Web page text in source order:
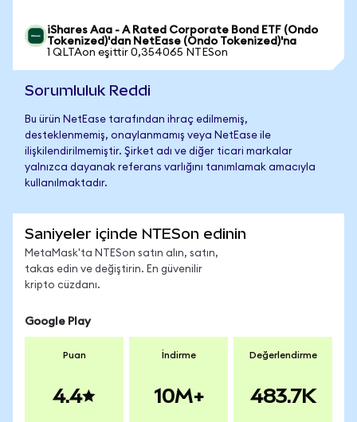
iShares Aaa - A Rated Corporate Bond ETF (Ondo
Tokenized)'dan NetEase (Ondo Tokenized)'na
1 QLTAon eşittir 0,354065 NTESon
Sorumluluk Reddi
Bu ürün NetEase tarafından ihraç edilmemiş,
desteklenmemiş, onaylanmamış veya NetEase ile
ilişkilendirilmemiştir. Şirket adı ve diğer ticari markalar
yalnızca dayanak referans varlığını tanımlamak amacıyla
kullanılmaktadır.
Saniyeler içinde NTESon edinin
MetaMask'ta NTESon satın alın, satın,
takas edin ve değiştirin. En güvenilir
kripto cüzdanı.
Google Play
Puan
4.4
İndirme
10M+
Değerlendirme
483.7K